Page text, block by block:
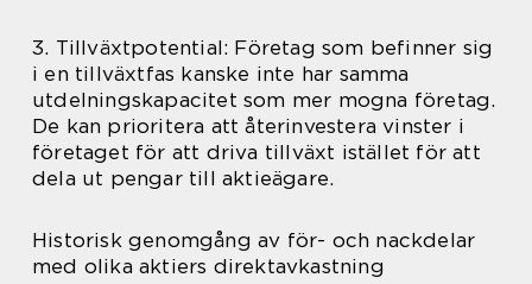
3. Tillväxtpotential: Företag som befinner sig
i en tillväxtfas kanske inte har samma
utdelningskapacitet som mer mogna företag.
De kan prioritera att återinvestera vinster i
företaget för att driva tillväxt istället för att
dela ut pengar till aktieägare.
Historisk genomgång av för- och nackdelar
med olika aktiers direktavkastning